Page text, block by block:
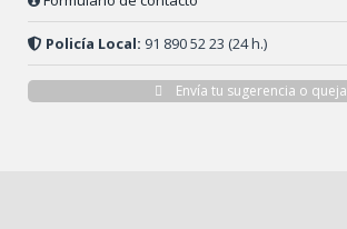
Policía Local: 91 890 52 23 (24 h.)
Envía tu sugerencia o queja